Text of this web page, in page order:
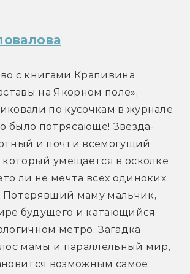
с книгами Крапивина
на Якорном поле»,
по кусочкам в журнале
было потрясающе! Звезда-
и почти всемогущий
который умещается в осколке
ли не мечта всех одиноких
Потерявший маму мальчик,
будущего и катающийся
метро. Загадка
мамы и параллельный мир,
возможным самое